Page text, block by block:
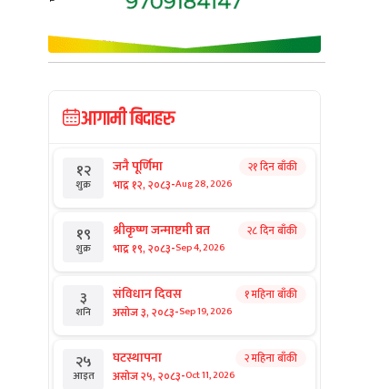
आगामी बिदाहरु
१२
शुक्र
जनै पूर्णिमा
भाद्र १२, २०८३-Aug 28, 2026
२१ दिन बाँकी
१९
शुक्र
श्रीकृष्ण जन्माष्टमी व्रत
भाद्र १९, २०८३-Sep 4, 2026
२८ दिन बाँकी
३
शनि
संविधान दिवस
असोज ३, २०८३-Sep 19, 2026
१ महिना बाँकी
२५
आइत
घटस्थापना
असोज २५, २०८३-Oct 11, 2026
२ महिना बाँकी